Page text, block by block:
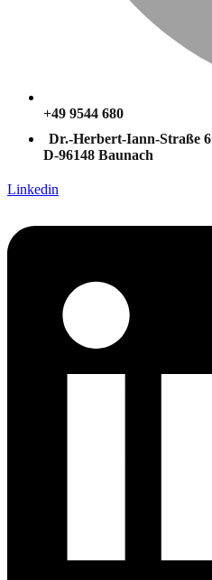
+49 9544 680
Dr.-Herbert-Iann-Straße 6
D-96148 Baunach
Linkedin